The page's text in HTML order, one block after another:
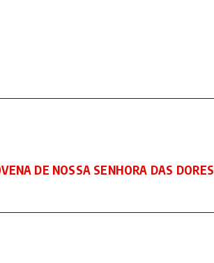
DE NOSSA SENHORA DAS DORES